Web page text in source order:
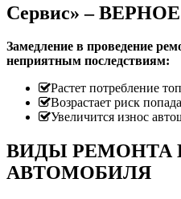
Сервис» –
Замедление в проведение
неприятным последствиям:
Растет потребление
Возрастает риск
Увеличится износ
ВИДЫ РЕМОНТА
АВТОМОБИЛЯ